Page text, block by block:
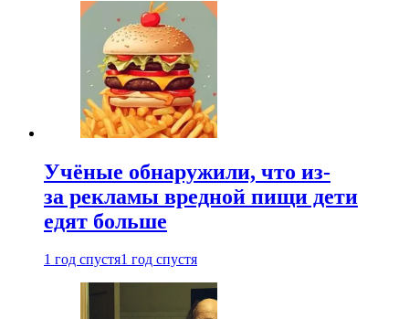
Учёные обнаружили, что из-
за рекламы вредной пищи дети
едят больше
1 год спустя1 год спустя